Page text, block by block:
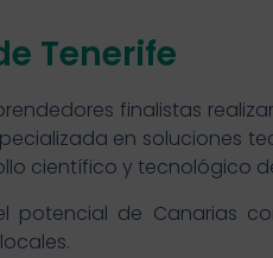
Tenerife
finalistas
en soluciones
científico y tecnológico
potencial de Canarias